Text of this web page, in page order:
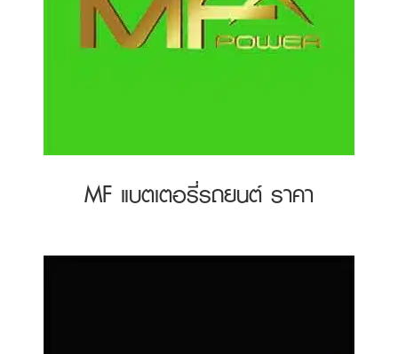
MF แบตเตอรี่รถยนต์ ราคา